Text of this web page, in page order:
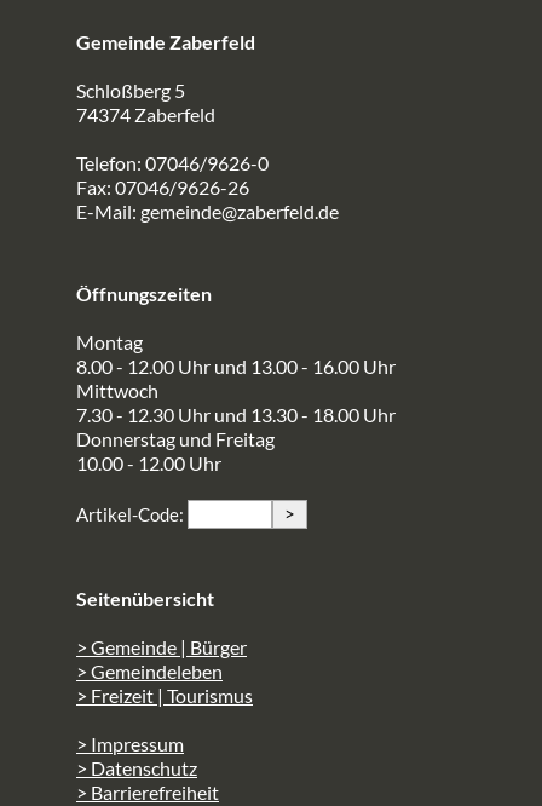
Gemeinde Zaberfeld
Schloßberg 5
74374 Zaberfeld
Telefon: 07046/9626-0
Fax: 07046/9626-26
E-Mail: gemeinde@zaberfeld.de
Öffnungszeiten
Montag
8.00 - 12.00 Uhr und 13.00 - 16.00 Uhr
Mittwoch
7.30 - 12.30 Uhr und 13.30 - 18.00 Uhr
Donnerstag und Freitag
10.00 - 12.00 Uhr
Artikel-Code: >
Seitenübersicht
> Gemeinde | Bürger
> Gemeindeleben
> Freizeit | Tourismus
> Impressum
> Datenschutz
> Barrierefreiheit